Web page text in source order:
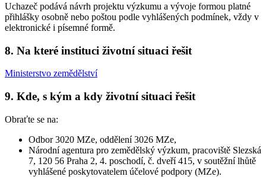
Uchazeč podává návrh projektu výzkumu a vývoje formou platné
přihlášky osobně nebo poštou podle vyhlášených podmínek, vždy v
elektronické i písemné formě.
8. Na které instituci životní situaci řešit
Ministerstvo zemědělství
9. Kde, s kým a kdy životní situaci řešit
Obraťte se na:
Odbor 3020 MZe, oddělení 3026 MZe,
Národní agentura pro zemědělský výzkum, pracoviště Slezská
7, 120 56 Praha 2, 4. poschodí, č. dveří 415, v soutěžní lhůtě
vyhlášené poskytovatelem účelové podpory (MZe).